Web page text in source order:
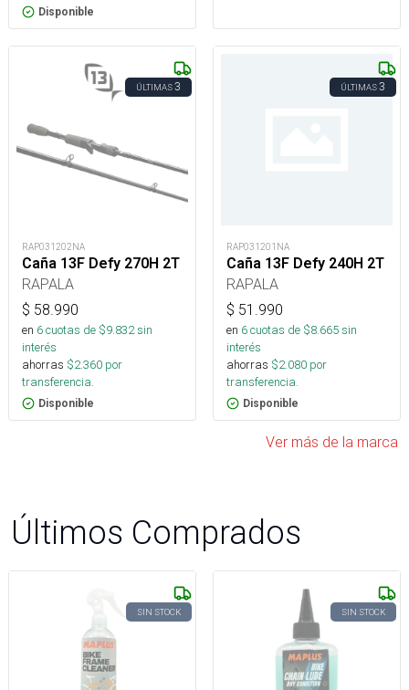
Disponible
ÚLTIMAS3
RAP031202NA
Caña 13F Defy 270H 2T
RAPALA
$ 58.990
en 6cuotas de $9.832sin
interés
ahorras $2.360 por
transferencia.
Disponible
ÚLTIMAS3
RAP031201NA
Caña 13F Defy 240H 2T
RAPALA
$ 51.990
en 6cuotas de $8.665sin
interés
ahorras $2.080 por
transferencia.
Disponible
Ver más de la marca
Últimos Comprados
SIN STOCK SIN STOCK